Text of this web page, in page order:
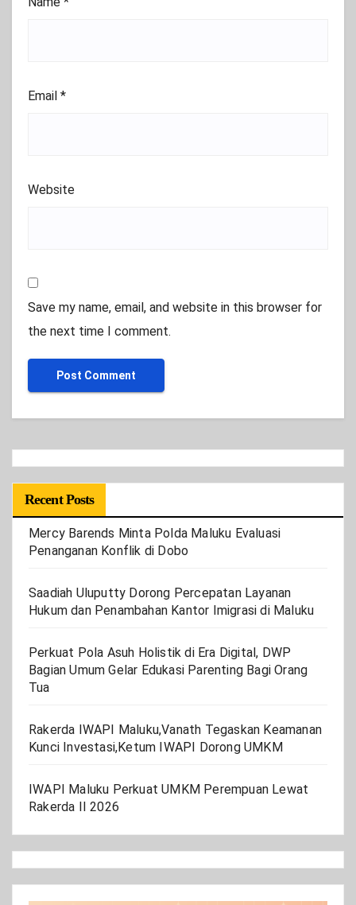
Email *
Website
Save my name, email, and website in this browser for
the next time I comment.
Recent Posts
Mercy Barends Minta Polda Maluku Evaluasi
Penanganan Konflik di Dobo
Saadiah Uluputty Dorong Percepatan Layanan
Hukum dan Penambahan Kantor Imigrasi di Maluku
Perkuat Pola Asuh Holistik di Era Digital, DWP
Bagian Umum Gelar Edukasi Parenting Bagi Orang
Tua
Rakerda IWAPI Maluku,Vanath Tegaskan Keamanan
Kunci Investasi,Ketum IWAPI Dorong UMKM
IWAPI Maluku Perkuat UMKM Perempuan Lewat
Rakerda II 2026